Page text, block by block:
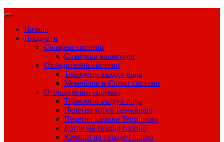
Начало
Продукти
Соларни системи
Слънчеви колектори
Охладителни системи
Термомпи въздух-вода
Моноблок и Сплит системи
Отоплителни системи
Термомпи въздух-вода
Пелетен котел Термонова
Пелетна камина Термонова
Котли на твърдо гориво
Камини на твърдо гориво